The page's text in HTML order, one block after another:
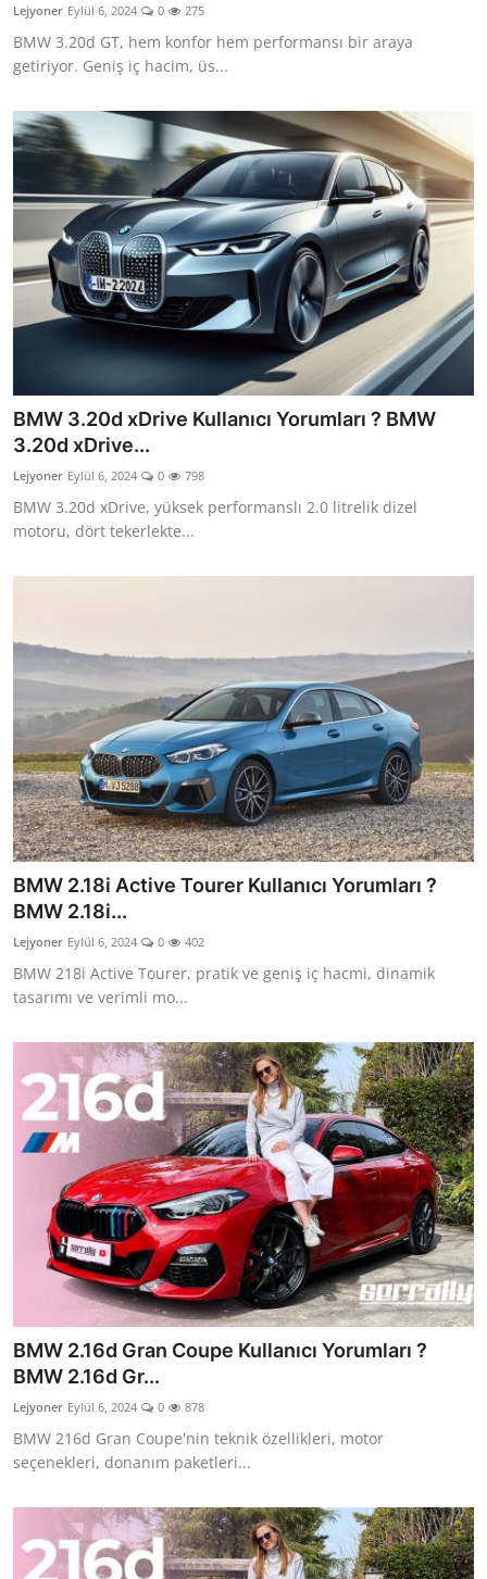
Lejyoner Eylül 6, 2024 0 275
BMW 3.20d GT, hem konfor hem performansı bir araya
getiriyor. Geniş iç hacim, üs...
BMW 3.20d xDrive Kullanıcı Yorumları ? BMW
3.20d xDrive...
Lejyoner Eylül 6, 2024 0 798
BMW 3.20d xDrive, yüksek performanslı 2.0 litrelik dizel
motoru, dört tekerlekte...
BMW 2.18i Active Tourer Kullanıcı Yorumları ?
BMW 2.18i...
Lejyoner Eylül 6, 2024 0 402
BMW 218i Active Tourer, pratik ve geniş iç hacmi, dinamik
tasarımı ve verimli mo...
BMW 2.16d Gran Coupe Kullanıcı Yorumları ?
BMW 2.16d Gr...
Lejyoner Eylül 6, 2024 0 878
BMW 216d Gran Coupe'nin teknik özellikleri, motor
seçenekleri, donanım paketleri...